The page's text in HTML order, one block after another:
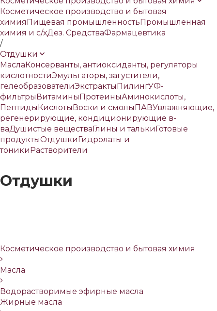
Косметическое производство и бытовая
химияПищевая промышленностьПромышленная
химия и с/хДез. СредстваФармацевтика
/
Отдушки
МаслаКонсерванты, антиоксиданты, регуляторы
кислотностиЭмульгаторы, загустители,
гелеобразователиЭкстрактыПилингУФ-
фильтрыВитаминыПротеиныАминокислоты,
ПептидыКислотыВоски и смолыПАВУвлажняющие,
регенерирующие, кондиционирующие в-
ваДушистые веществаГлины и талькиГотовые
продуктыОтдушкиГидролаты и
тоникиРастворители
Отдушки
Косметическое производство и бытовая химия
Масла
Водорастворимые эфирные масла
Жирные масла